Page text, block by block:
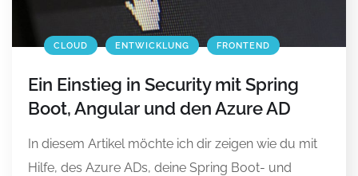
CLOUD ENTWICKLUNG FRONTEND
Ein Einstieg in Security mit Spring
Boot, Angular und den Azure AD
In diesem Artikel möchte ich dir zeigen wie du mit
Hilfe, des Azure ADs, deine Spring Boot- und